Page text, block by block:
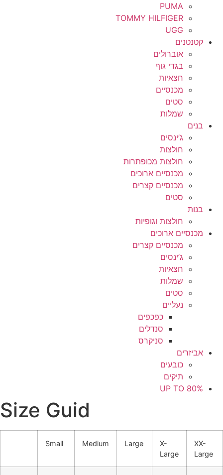
PUMA
TOMMY HILFIGER
UGG
קטנטנים
אוברולים
בגדי גוף
חצאיות
מכנסיים
סטים
שמלות
בנים
ג’ינסים
חולצות
חולצות מכופתרות
מכנסיים ארוכים
מכנסיים קצרים
סטים
בנות
חולצות וגופיות
מכנסיים ארוכים
מכנסיים קצרים
ג’ינסים
חצאיות
שמלות
סטים
נעליים
כפכפים
סנדלים
סניקרס
אביזרים
כובעים
תיקים
UP TO 80%
Size Guid
Small Medium Large
X-
Large
XX-
Large